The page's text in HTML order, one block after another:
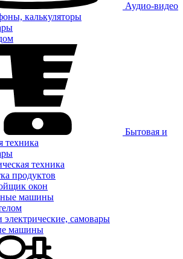
Аудио-видео
калькуляторы
Бытовая и
техника
техника
продуктов
окон
машины
самовары
машины